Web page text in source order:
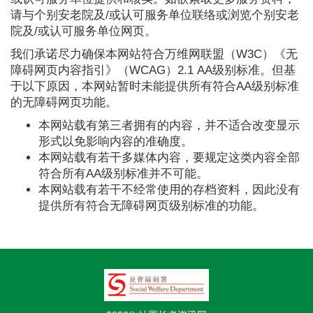
请与个别安老院及/或认可服务单位联络或浏览个别安老
院及/或认可服务单位网页。
我们承诺尽力确保本网站符合万维网联盟（W3C）《无
障碍网页内容指引》（WCAG）2.1 AA级别标准。但基
于以下原因，本网站暂时未能提供所有符合AA级别标准
的无障碍网页功能。
本网站载有第三者拥有的内容，并不适合改变显示
形式以免影响内容的准确度。
本网站载有若干多媒体内容，要规定这类内容全部
符合所有AA级别标准并不可能。
本网站载有若干不经常使用的存档资料，因此没有
提供所有符合无障碍网页级别标准的功能。